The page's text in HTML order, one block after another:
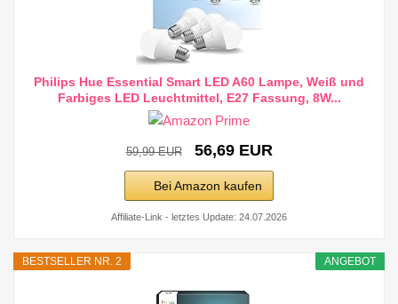
Philips Hue Essential Smart LED A60 Lampe, Weiß und
Farbiges LED Leuchtmittel, E27 Fassung, 8W...
59,99 EUR 56,69 EUR
Bei Amazon kaufen
Affiliate-Link - letztes Update: 24.07.2026
ANGEBOT
BESTSELLER NR. 2